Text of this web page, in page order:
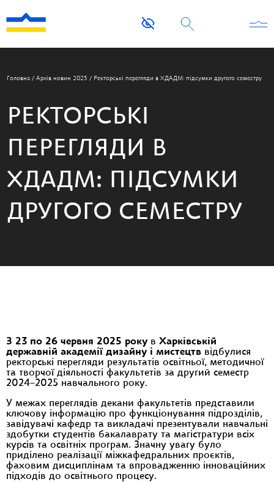
Головна / Архів новин 2025 / Ректорські перегляди в ХДАДМ: підсумки другого семестру
РЕКТОРСЬКІ
ПЕРЕГЛЯДИ В
ХДАДМ: ПІДСУМКИ
ДРУГОГО СЕМЕСТРУ
З 23 по 26 червня 2025 рокув Харківській
державній академії дизайну і мистецтв відбулися
ректорські перегляди результатів освітньої, методичної
та творчої діяльності факультетів за другий семестр
2024–2025 навчального року.
У межах переглядів декани факультетів представили
ключову інформацію про функціонування підрозділів,
завідувачі кафедр та викладачі презентували навчальні
здобутки студентів бакалаврату та магістратури всіх
курсів та освітніх програм. Значну увагу було
приділено реалізації міжкафедральних проєктів,
фаховим дисциплінам та впровадженню інноваційних
підходів до освітнього процесу.